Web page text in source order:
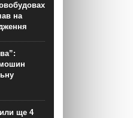
на
ще 4